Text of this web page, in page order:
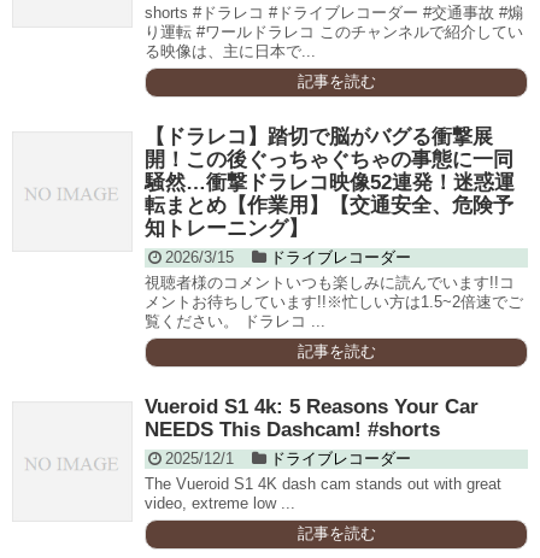
shorts #ドラレコ #ドライブレコーダー #交通事故 #煽
り運転 #ワールドラレコ このチャンネルで紹介してい
る映像は、主に日本で...
記事を読む
【ドラレコ】踏切で脳がバグる衝撃展
開！この後ぐっちゃぐちゃの事態に一同
騒然…衝撃ドラレコ映像52連発！迷惑運
転まとめ【作業用】【交通安全、危険予
知トレーニング】
2026/3/15
ドライブレコーダー
視聴者様のコメントいつも楽しみに読んでいます!!コ
メントお待ちしています!!※忙しい方は1.5~2倍速でご
覧ください。 ドラレコ ...
記事を読む
Vueroid S1 4k: 5 Reasons Your Car
NEEDS This Dashcam! #shorts
2025/12/1
ドライブレコーダー
The Vueroid S1 4K dash cam stands out with great
video, extreme low ...
記事を読む